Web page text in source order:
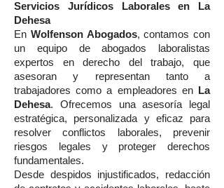
Servicios Jurídicos Laborales en La
Dehesa
En Wolfenson Abogados, contamos con
un equipo de abogados laboralistas
expertos en derecho del trabajo, que
asesoran y representan tanto a
trabajadores como a empleadores en
La
Dehesa. Ofrecemos una asesoría legal
estratégica, personalizada y eficaz para
resolver conflictos laborales, prevenir
riesgos legales y proteger derechos
fundamentales.
Desde despidos injustificados, redacción